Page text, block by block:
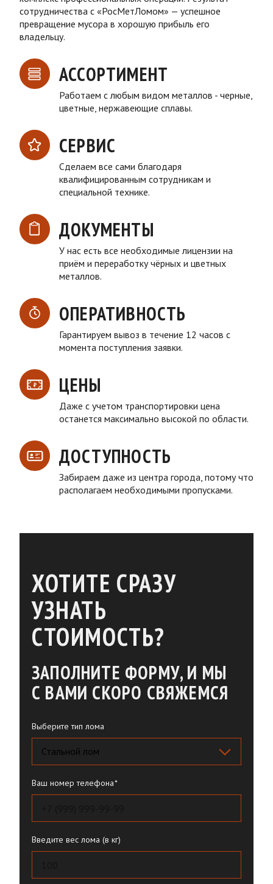
сотрудничества с «РосМетЛомом» — успешное
превращение мусора в хорошую прибыль его
владельцу.
АССОРТИМЕНТ
Работаем с любым видом металлов - черные,
цветные, нержавеющие сплавы.
СЕРВИС
Сделаем все сами благодаря
квалифицированным сотрудникам и
специальной технике.
ДОКУМЕНТЫ
У нас есть все необходимые лицензии на
приём и переработку чёрных и цветных
металлов.
ОПЕРАТИВНОСТЬ
Гарантируем вывоз в течение 12 часов с
момента поступления заявки.
ЦЕНЫ
Даже с учетом транспортировки цена
останется максимально высокой по области.
ДОСТУПНОСТЬ
Забираем даже из центра города, потому что
располагаем необходимыми пропусками.
ХОТИТЕ СРАЗУ
УЗНАТЬ
СТОИМОСТЬ?
ЗАПОЛНИТЕ ФОРМУ, И МЫ
С ВАМИ СКОРО СВЯЖЕМСЯ
Выберите тип лома
Ваш номер телефона
Введите вес лома (в кг)